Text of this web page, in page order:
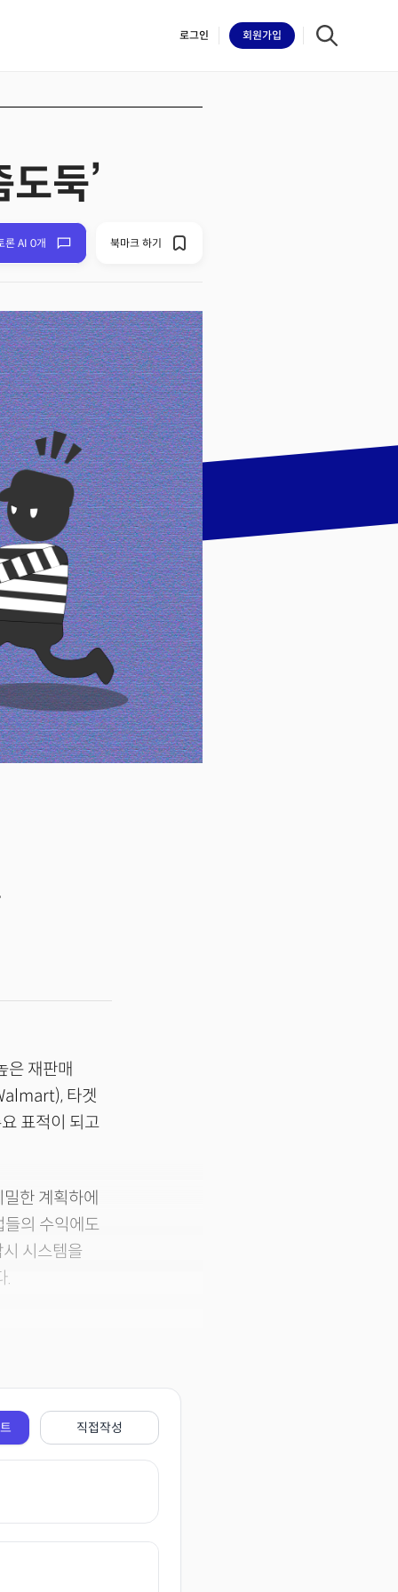
로그인 회원가입
둑’
론 AI 0개 북마크 하기
은 재판매
타겟
표적이 되고
한 계획하에
들의 수익에도
시스템을
.
직접작성